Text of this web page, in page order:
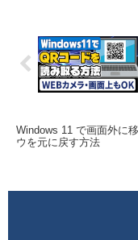
Windows 11 で画面外に
ウを元に戻す方法